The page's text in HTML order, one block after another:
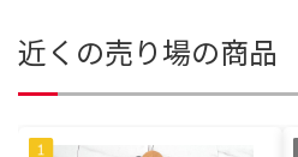
近くの売り場の商品